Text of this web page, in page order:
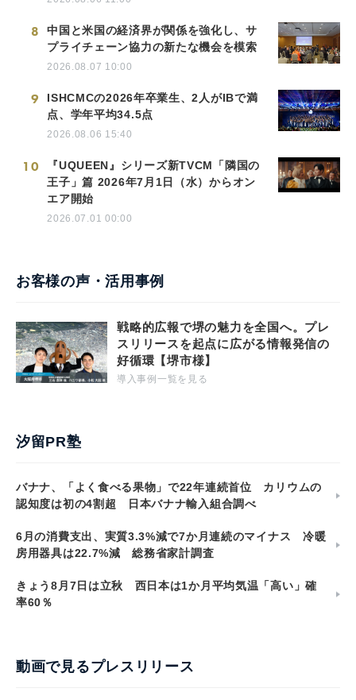
8
中国と米国の経済界が関係を強化し、サ
プライチェーン協力の新たな機会を模索
2026.08.07 10:00
9
ISHCMCの2026年卒業生、2人がIBで満
点、学年平均34.5点
2026.08.06 15:40
10
『UQUEEN』シリーズ新TVCM「隣国の
王子」篇 2026年7月1日（水）からオン
エア開始
2026.07.01 00:00
お客様の声・活用事例
戦略的広報で堺の魅力を全国へ。プレ
スリリースを起点に広がる情報発信の
好循環【堺市様】
導入事例一覧を見る
汐留PR塾
バナナ、「よく食べる果物」で22年連続首位 カリウムの
認知度は初の4割超 日本バナナ輸入組合調べ
6月の消費支出、実質3.3%減で7か月連続のマイナス 冷暖
房用器具は22.7%減 総務省家計調査
きょう8月7日は立秋 西日本は1か月平均気温「高い」確
率60％
動画で見るプレスリリース